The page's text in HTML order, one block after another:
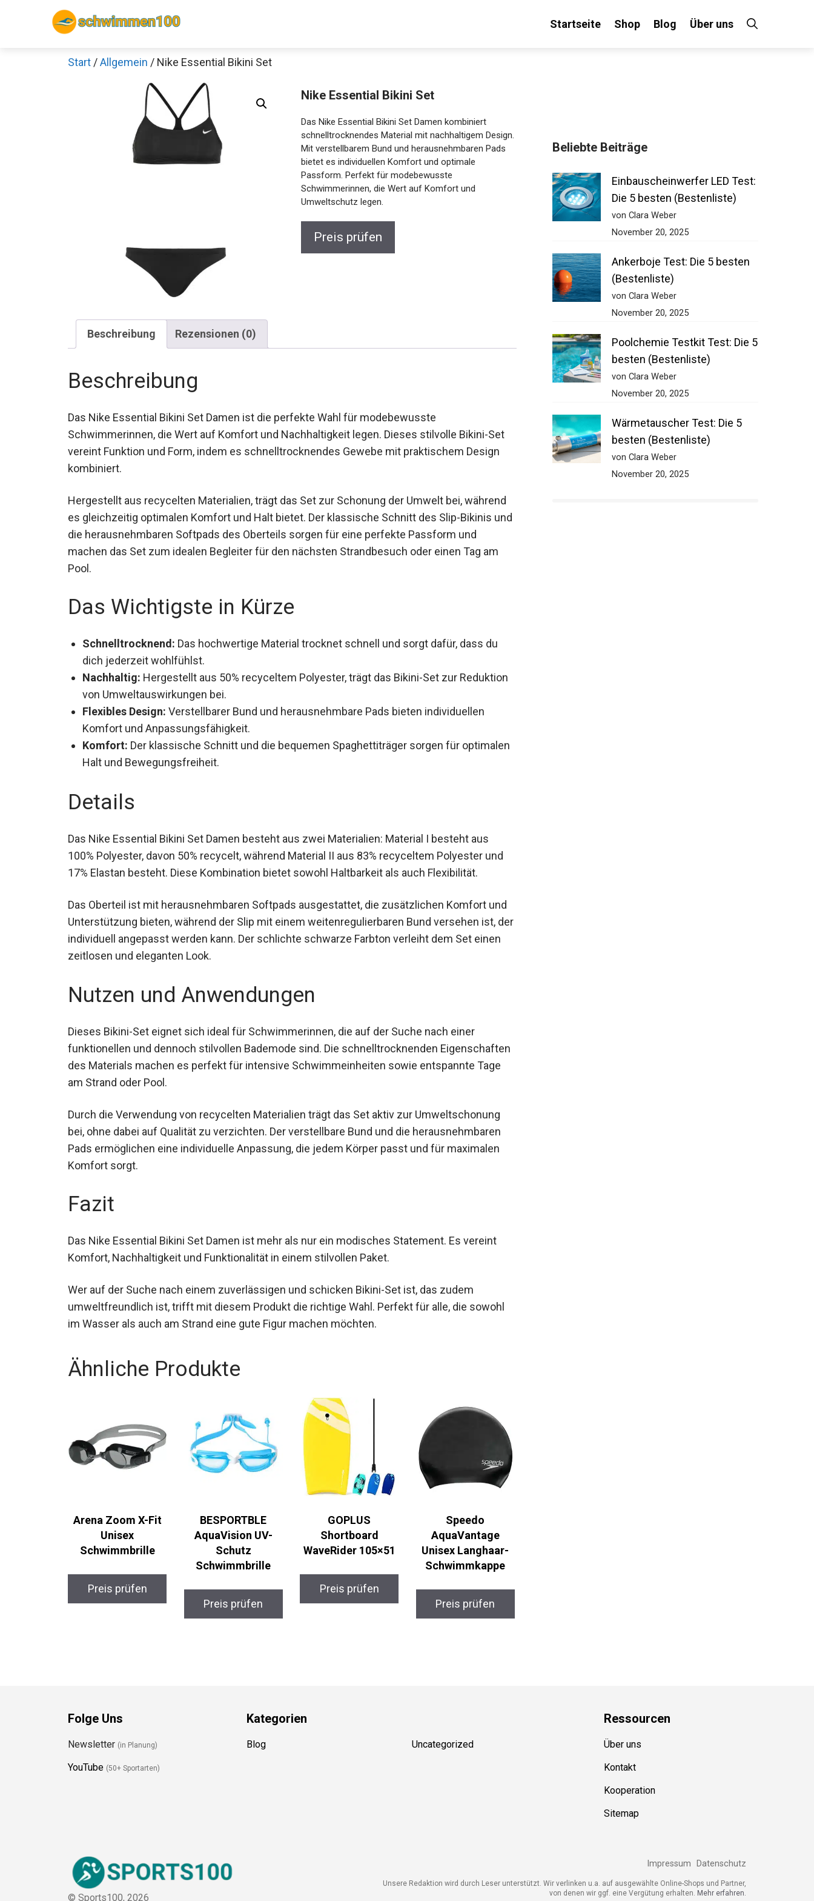
Startseite Shop Blog Über uns
Start /Allgemein / Nike Essential Bikini Set
Nike Essential Bikini Set
Das Nike Essential Bikini Set Damen kombiniert
schnelltrocknendes Material mit nachhaltigem
Design. Mit verstellbarem Bund und
herausnehmbaren Pads bietet es individuellen
Komfort und optimale Passform. Perfekt für
modebewusste Schwimmerinnen, die Wert auf
Komfort und Umweltschutz legen.
Preis prüfen
Beschreibung Rezensionen (0)
Beschreibung
Das Nike Essential Bikini Set Damen ist die perfekte Wahl für modebewusste
Schwimmerinnen, die Wert auf Komfort und Nachhaltigkeit legen. Dieses stilvolle Bikini-Set
vereint Funktion und Form, indem es schnelltrocknendes Gewebe mit praktischem Design
kombiniert.
Hergestellt aus recycelten Materialien, trägt das Set zur Schonung der Umwelt bei, während
es gleichzeitig optimalen Komfort und Halt bietet. Der klassische Schnitt des Slip-Bikinis
und die herausnehmbaren Softpads des Oberteils sorgen für eine perfekte Passform und
machen das Set zum idealen Begleiter für den nächsten Strandbesuch oder einen Tag am
Pool.
Das Wichtigste in Kürze
Schnelltrocknend: Das hochwertige Material trocknet schnell und sorgt dafür, dass du
dich jederzeit wohlfühlst.
Nachhaltig: Hergestellt aus 50% recyceltem Polyester, trägt das Bikini-Set zur Reduktion
von Umweltauswirkungen bei.
Flexibles Design: Verstellbarer Bund und herausnehmbare Pads bieten individuellen
Komfort und Anpassungsfähigkeit.
Komfort: Der klassische Schnitt und die bequemen Spaghettiträger sorgen für optimalen
Halt und Bewegungsfreiheit.
Details
Das Nike Essential Bikini Set Damen besteht aus zwei Materialien: Material I besteht aus
100% Polyester, davon 50% recycelt, während Material II aus 83% recyceltem Polyester und
17% Elastan besteht. Diese Kombination bietet sowohl Haltbarkeit als auch Flexibilität.
Das Oberteil ist mit herausnehmbaren Softpads ausgestattet, die zusätzlichen Komfort und
Unterstützung bieten, während der Slip mit einem weitenregulierbaren Bund versehen ist,
der individuell angepasst werden kann. Der schlichte schwarze Farbton verleiht dem Set
einen zeitlosen und eleganten Look.
Nutzen und Anwendungen
Dieses Bikini-Set eignet sich ideal für Schwimmerinnen, die auf der Suche nach einer
funktionellen und dennoch stilvollen Bademode sind. Die schnelltrocknenden
Eigenschaften des Materials machen es perfekt für intensive Schwimmeinheiten sowie
entspannte Tage am Strand oder Pool.
Durch die Verwendung von recycelten Materialien trägt das Set aktiv zur Umweltschonung
bei, ohne dabei auf Qualität zu verzichten. Der verstellbare Bund und die herausnehmbaren
Pads ermöglichen eine individuelle Anpassung, die jedem Körper passt und für maximalen
Komfort sorgt.
Fazit
Das Nike Essential Bikini Set Damen ist mehr als nur ein modisches Statement. Es vereint
Komfort, Nachhaltigkeit und Funktionalität in einem stilvollen Paket.
Wer auf der Suche nach einem zuverlässigen und schicken Bikini-Set ist, das zudem
umweltfreundlich ist, trifft mit diesem Produkt die richtige Wahl. Perfekt für alle, die sowohl
im Wasser als auch am Strand eine gute Figur machen möchten.
Ähnliche Produkte
Arena Zoom X-Fit
Unisex
Schwimmbrille
Preis prüfen
BESPORTBLE
AquaVision UV-
Schutz
Schwimmbrille
Preis prüfen
GOPLUS
Shortboard
WaveRider 105×51
Preis prüfen
Speedo
AquaVantage
Unisex Langhaar-
Schwimmkappe
Preis prüfen
Beliebte Beiträge
Einbauscheinwerfer LED
Test: Die 5 besten
(Bestenliste)
von Clara Weber
Ankerboje Test: Die 5 besten
(Bestenliste)
von Clara Weber
Poolchemie Testkit Test: Die
5 besten (Bestenliste)
von Clara Weber
Wärmetauscher Test: Die 5
besten (Bestenliste)
von Clara Weber
Folge Uns
Newsletter(in Planung)
YouTube (50+ Sportarten)
Kategorien
Blog Uncategorized
Ressourcen
Über uns
Kontakt
Kooperation
Sitemap
© Sports100, 2026
Impressum Datenschutz
Unsere Redaktion wird durch Leser unterstützt. Wir verlinken u.a. auf ausgewählte Online-Shops und Partner,
von denen wir ggf. eine Vergütung erhalten.
Mehr erfahren.
Jetzt anschauen